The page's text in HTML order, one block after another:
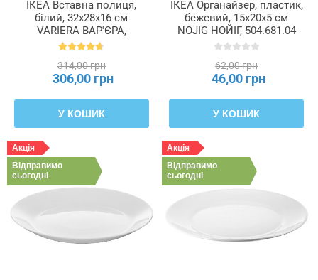
ІКЕА Вставна полиця,
білий, 32x28x16 см
VARIERA ВАР'ЄРА,
601.366.23
314,00 грн
306,00 грн
У КОШИК
ІКЕА Органайзер, пластик,
бежевий, 15x20x5 см
NOJIG НОЙІГ, 504.681.04
62,00 грн
46,00 грн
У КОШИК
Акція
Відправимо
сьогодні
Акція
Відправимо
сьогодні